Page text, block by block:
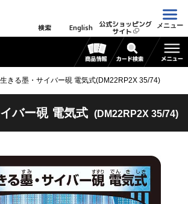
検索 English 公式ショッピング
サイト
メニュー
生きる墨・サイバー硯 電気式(DM22RP2X 35/74)
バー硯 電気式 (DM22RP2X 35/74)